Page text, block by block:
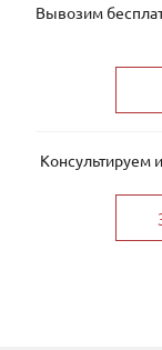
Вывозим
Консультируем